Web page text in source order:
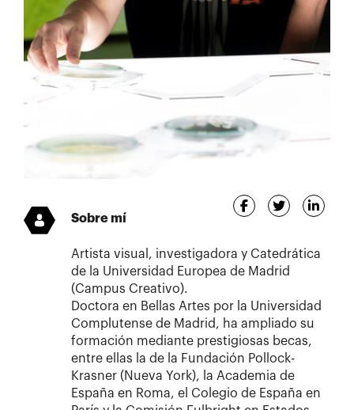
Sobre mí
Artista visual, investigadora y Catedrática
de la Universidad Europea de Madrid
(Campus Creativo).
Doctora en Bellas Artes por la Universidad
Complutense de Madrid, ha ampliado su
formación mediante prestigiosas becas,
entre ellas la de la Fundación Pollock-
Krasner (Nueva York), la Academia de
España en Roma, el Colegio de España en